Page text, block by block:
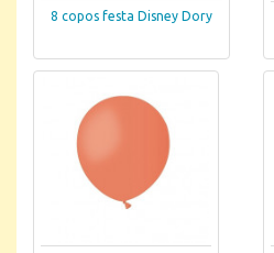
8 copos festa Disney Dory